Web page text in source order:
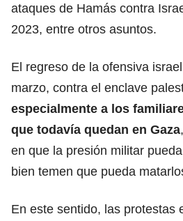
ataques de Hamás contra
2023, entre otros asuntos.
El regreso de la ofensiva
marzo, contra el enclave
especialmente a los
que todavía quedan en Gaza
en que la presión militar
bien temen que pueda
En este sentido, las protestas